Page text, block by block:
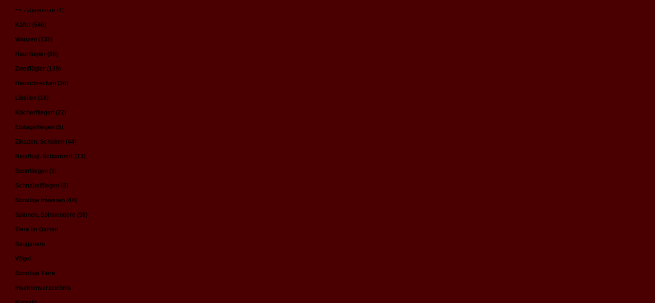
=> Zygaenidae (4)
Käfer (546)
Wanzen (135)
Hautflügler (80)
Zweiflügler (139)
Heuschrecken (38)
Libellen (18)
Köcherfliegen (22)
Eintagsfliegen (5)
Zikaden, Schaben (44)
Netzflügl. Schlammfl. (13)
Steinfliegen (3)
Schnabelfliegen (4)
Sonstige Insekten (44)
Spinnen, Spinnentiere (90)
Tiere im Garten
Säugetiere
Vögel
Sonstige Tiere
Insektenverzeichnis